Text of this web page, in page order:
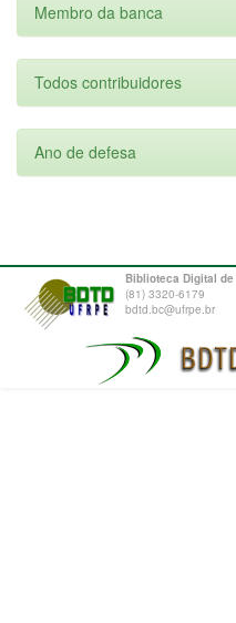
Membro da banca
Todos contribuidores
Ano de defesa
Biblioteca Digital
(81) 3320-6179
bdtd.bc@ufrpe.br